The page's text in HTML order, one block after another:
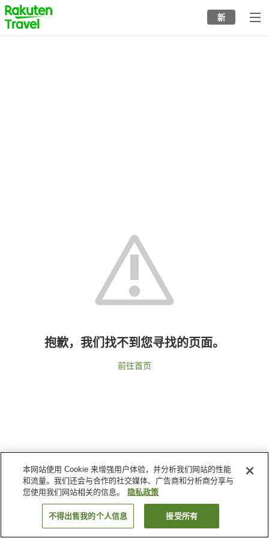
to
top
page
新
抱歉，我们找不到您寻找的页面。
前往首页
本网站使用 Cookie 来增强用户体验，并分析我们网站的性能
和流量。我们还会与合作的社交媒体、广告商和分析商分享与
您使用我们网站相关的信息。
隐私政策
不得出售我的个人信息 接受所有